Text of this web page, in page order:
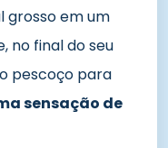
grosso em um
no final do seu
pescoço para
sensação de